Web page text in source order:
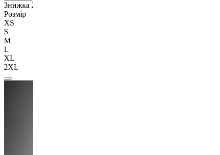
Знижка 20%
Розмір
XS
S
M
L
XL
2XL